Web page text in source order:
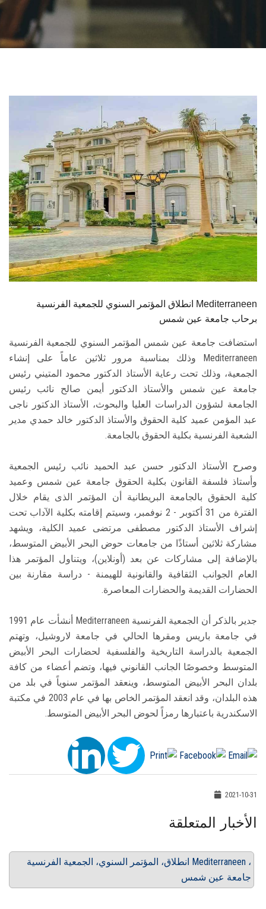
الأنظمة الذكية
هيئة التدريس
الدراسات العليا
الخريجين
الموظفون
الزائـرون
انطلاق المؤتمر السنوي للجمعية الفرنسية Mediterraneen
برحاب جامعة عين شمس
استضافت جامعة عين شمس المؤتمر السنوي للجمعية الفرنسية
Mediterraneen وذلك بمناسبة مرور ثلاثين عاماً على إنشاء
الجمعية، وذلك تحت رعاية الأستاذ الدكتور محمود المتيني رئيس
جامعة عين شمس والأستاذ الدكتور أيمن صالح نائب رئيس
الجامعة لشؤون الدراسات العليا والبحوث، الأستاذ الدكتور ناجى
عبد المؤمن عميد كلية الحقوق والأستاذ الدكتور خالد حمدي مدير
الشعبة الفرنسية بكلية الحقوق بالجامعة.
وصرح الأستاذ الدكتور حسن عبد الحميد نائب رئيس الجمعية
وأستاذ فلسفة القانون بكلية الحقوق جامعة عين شمس وعميد
كلية الحقوق بالجامعة البريطانية أن المؤتمر الذى يقام خلال
الفترة من 31 أكتوبر - 2 نوفمبر، وسيتم إقامته بكلية الآداب تحت
إشراف الأستاذ الدكتور مصطفى مرتضى عميد الكلية، ويشهد
مشاركة ثلاثين أستاذًا من جامعات حوض البحر الأبيض المتوسط،
بالإضافة إلى مشاركات عن بعد (أونلاين)، ويتناول المؤتمر هذا
العام الجوانب الثقافية والقانونية للهيمنة - دراسة مقارنة بين
الحضارات القديمة والحضارات المعاصرة.
جدير بالذكر أن الجمعية الفرنسية Mediterraneen أنشأت عام 1991
في جامعة باريس ومقرها الحالي في جامعة لاروشيل، وتهتم
الجمعية بالدراسة التاريخية والفلسفية لحضارات البحر الأبيض
المتوسط وخصوصًا الجانب القانوني فيها، وتضم أعضاء من كافة
بلدان البحر الأبيض المتوسط، وينعقد المؤتمر سنوياً في بلد من
هذه البلدان، وقد انعقد المؤتمر الخاص بها في عام 2003 في مكتبة
الاسكندرية باعتبارها رمزاً لحوض البحر الأبيض المتوسط.
2021-10-31
الأخبار المتعلقة
انطلاق، المؤتمر السنوي، الجمعية الفرنسية Mediterraneen ،
جامعة عين شمس